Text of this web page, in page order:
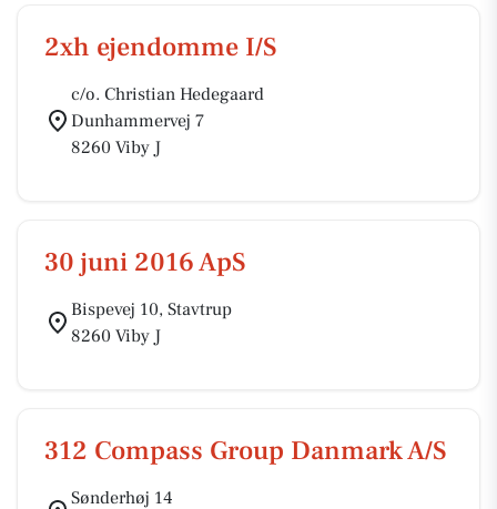
2xh ejendomme I/S
c/o. Christian Hedegaard
Dunhammervej 7
8260 Viby J
30 juni 2016 ApS
Bispevej 10, Stavtrup
8260 Viby J
312 Compass Group Danmark A/S
Sønderhøj 14